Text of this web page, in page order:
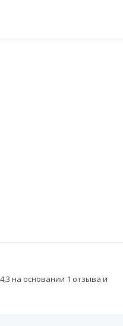
на основании 1 отзыва и